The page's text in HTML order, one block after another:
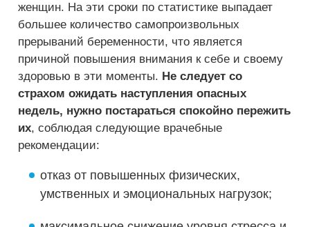
женщин. На эти сроки по статистике выпадает
большее количество самопроизвольных
прерываний беременности, что является
причиной повышения внимания к себе и своему
здоровью в эти моменты. Не следует со
страхом ожидать наступления опасных
недель, нужно постараться спокойно пережить
их, соблюдая следующие врачебные
рекомендации:
отказ от повышенных физических,
умственных и эмоциональных нагрузок;